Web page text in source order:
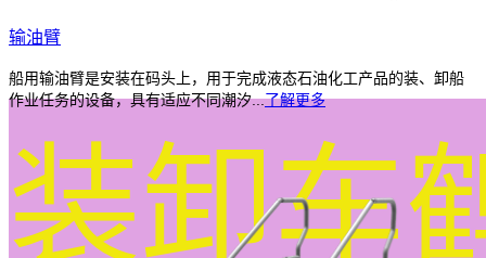
装卸车
输油臂
船用输油臂是安装在码头上，用于完成液态石油化工产品的装、卸船
作业任务的设备，具有适应不同潮汐...了解更多